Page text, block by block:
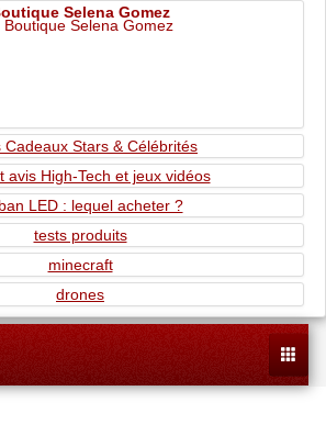
Selena Gomez
Cadeaux Stars & Célébrités
avis High-Tech et jeux vidéos
LED : lequel acheter ?
tests produits
minecraft
drones